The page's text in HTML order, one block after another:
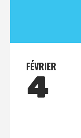
FÉVRIER
4